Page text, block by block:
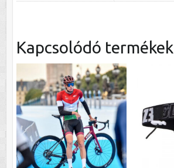
Kapcsolódó termékek